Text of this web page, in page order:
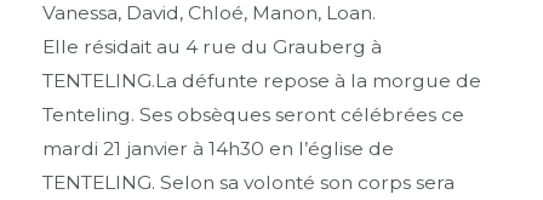
Vanessa, David, Chloé, Manon, Loan.
Elle résidait au 4 rue du Grauberg à
TENTELING.La défunte repose à la morgue de
Tenteling. Ses obsèques seront célébrées ce
mardi 21 janvier à 14h30 en l’église de
TENTELING. Selon sa volonté son corps sera